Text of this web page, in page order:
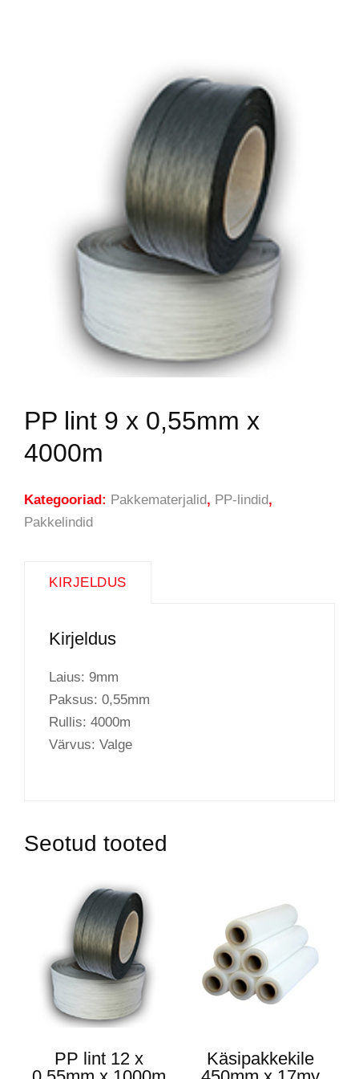
PP lint 9 x 0,55mm x
4000m
Kategooriad: Pakkematerjalid, PP-lindid,
Pakkelindid
KIRJELDUS
Kirjeldus
Laius: 9mm
Paksus: 0,55mm
Rullis: 4000m
Värvus: Valge
Seotud tooted
PP lint 12 x
Käsipakkekile